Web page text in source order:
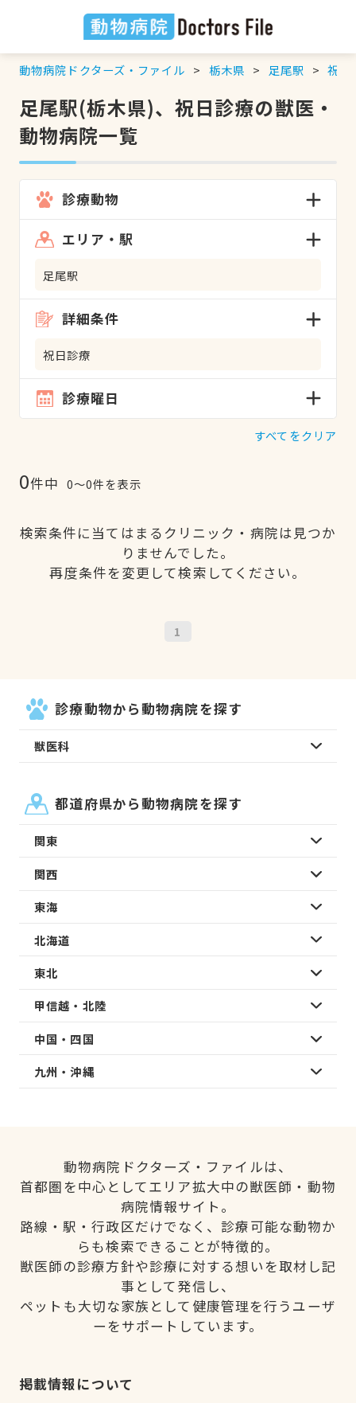
動物病院ドクターズ・ファイル 栃木県 足尾駅 祝日
足尾駅(栃木県)、祝日診療の獣医・
動物病院一覧
診療動物
エリア・駅
足尾駅
詳細条件
祝日診療
診療曜日
すべてをクリア
0件中 0〜0件を表示
検索条件に当てはまるクリニック・病院は見つか
りませんでした。
再度条件を変更して検索してください。
1
診療動物から動物病院を探す
獣医科
都道府県から動物病院を探す
関東
関西
東海
北海道
東北
甲信越・北陸
中国・四国
九州・沖縄
動物病院ドクターズ・ファイルは、
首都圏を中心としてエリア拡大中の獣医師・動物
病院情報サイト。
路線・駅・行政区だけでなく、診療可能な動物か
らも検索できることが特徴的。
獣医師の診療方針や診療に対する想いを取材し記
事として発信し、
ペットも大切な家族として健康管理を行うユーザ
ーをサポートしています。
掲載情報について